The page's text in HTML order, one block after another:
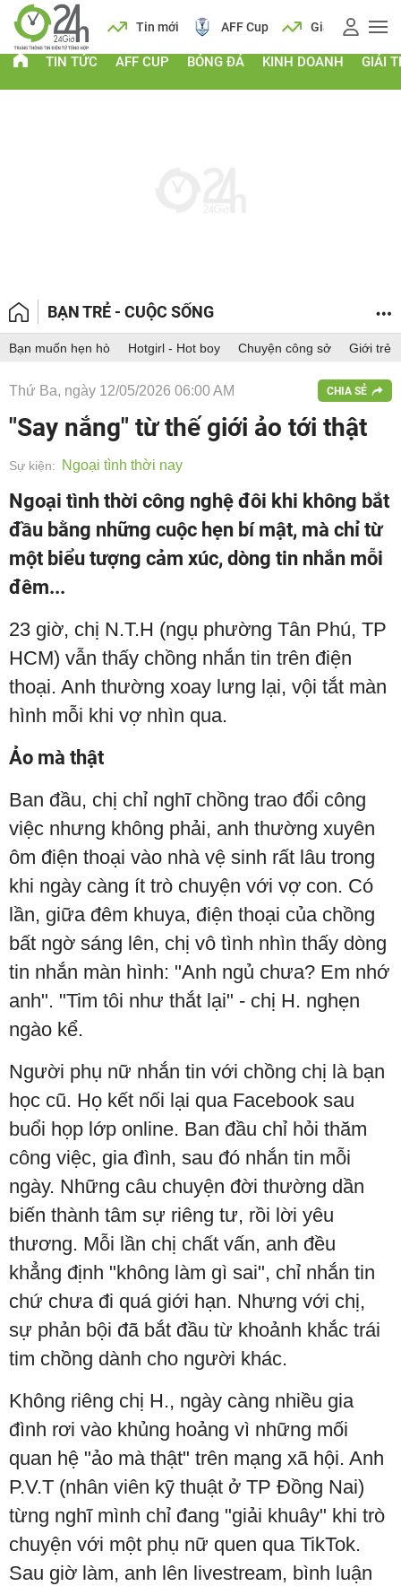
Lịch Tin mới AFF Cup Giá vàng
TIN TỨC AFF CUP BÓNG ĐÁ KINH DOANH GIẢI
BẠN TRẺ - CUỘC SỐNG
Bạn muốn hẹn hò Hotgirl - Hot boy Chuyện công sở Giới trẻ
Thứ Ba, ngày 12/05/2026 06:00 AM CHIA SẺ
"Say nắng" từ thế giới ảo tới thật
Sự kiện: Ngoại tình thời nay
Ngoại tình thời công nghệ đôi khi không bắt
đầu bằng những cuộc hẹn bí mật, mà chỉ từ
một biểu tượng cảm xúc, dòng tin nhắn mỗi
đêm...
23 giờ, chị N.T.H (ngụ phường Tân Phú, TP
HCM) vẫn thấy chồng nhắn tin trên điện
thoại. Anh thường xoay lưng lại, vội tắt màn
hình mỗi khi vợ nhìn qua.
Ảo mà thật
Ban đầu, chị chỉ nghĩ chồng trao đổi công
việc nhưng không phải, anh thường xuyên
ôm điện thoại vào nhà vệ sinh rất lâu trong
khi ngày càng ít trò chuyện với vợ con. Có
lần, giữa đêm khuya, điện thoại của chồng
bất ngờ sáng lên, chị vô tình nhìn thấy dòng
tin nhắn màn hình: "Anh ngủ chưa? Em nhớ
anh". "Tim tôi như thắt lại" - chị H. nghẹn
ngào kể.
Người phụ nữ nhắn tin với chồng chị là bạn
học cũ. Họ kết nối lại qua Facebook sau
buổi họp lớp online. Ban đầu chỉ hỏi thăm
công việc, gia đình, sau đó nhắn tin mỗi
ngày. Những câu chuyện đời thường dần
biến thành tâm sự riêng tư, rồi lời yêu
thương. Mỗi lần chị chất vấn, anh đều
khẳng định "không làm gì sai", chỉ nhắn tin
chứ chưa đi quá giới hạn. Nhưng với chị,
sự phản bội đã bắt đầu từ khoảnh khắc trái
tim chồng dành cho người khác.
Không riêng chị H., ngày càng nhiều gia
đình rơi vào khủng hoảng vì những mối
quan hệ "ảo mà thật" trên mạng xã hội. Anh
P.V.T (nhân viên kỹ thuật ở TP Đồng Nai)
từng nghĩ mình chỉ đang "giải khuây" khi trò
chuyện với một phụ nữ quen qua TikTok.
Sau giờ làm, anh lên livestream, bình luận